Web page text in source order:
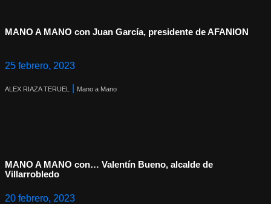
MANO A MANO con Juan García, presidente de AFANION
25 febrero, 2023
ALEX RIAZA TERUEL Mano a Mano
MANO A MANO con… Valentín Bueno, alcalde de
Villarrobledo
20 febrero, 2023